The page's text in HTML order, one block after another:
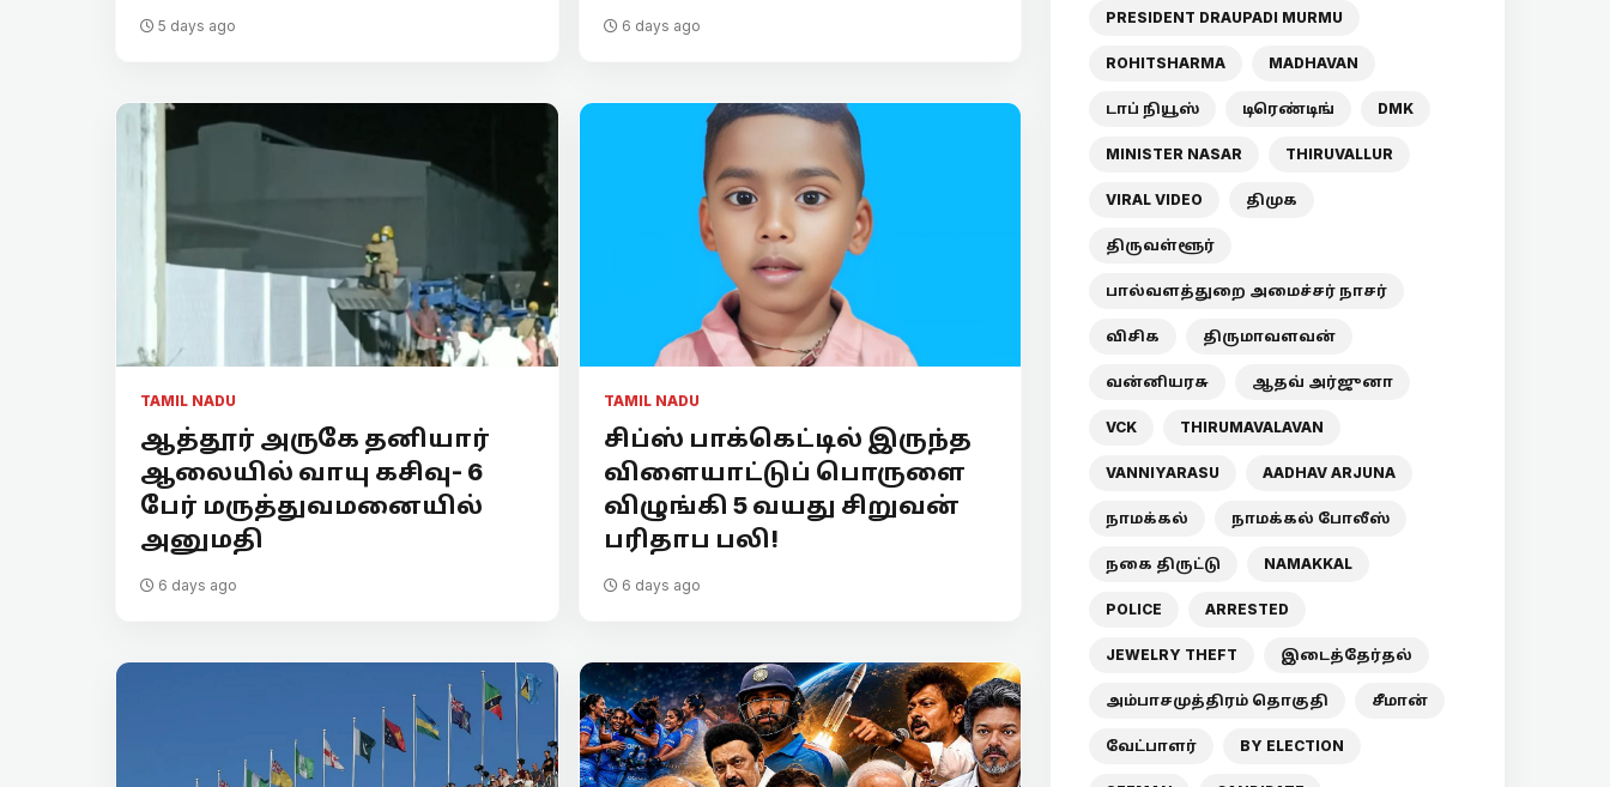
5 days ago 6 days ago
TAMIL NADU
ஆத்தூர் அருகே தனியார்
ஆலையில் வாயு கசிவு- 6
பேர் மருத்துவமனையில்
அனுமதி
6 days ago
TAMIL NADU
சிப்ஸ் பாக்கெட்டில் இருந்த
விளையாட்டுப் பொருளை
விழுங்கி 5 வயது சிறுவன்
பரிதாப பலி!
6 days ago
PRESIDENT DRAUPADI MURMU
ROHITSHARMA MADHAVAN
டாப் நியூஸ் டிரெண்டிங் DMK
MINISTER NASAR THIRUVALLUR
VIRAL VIDEO திமுக
திருவள்ளூர்
பால்வளத்துறை அமைச்சர் நாசர்
விசிக திருமாவளவன்
வன்னியரசு ஆதவ் அர்ஜுனா
VCK THIRUMAVALAVAN
VANNIYARASU AADHAV ARJUNA
நாமக்கல் நாமக்கல் போலீஸ்
நகை திருட்டு NAMAKKAL
POLICE ARRESTED
JEWELRY THEFT இடைத்தேர்தல்
அம்பாசமுத்திரம் தொகுதி சீமான்
வேட்பாளர் BY ELECTION